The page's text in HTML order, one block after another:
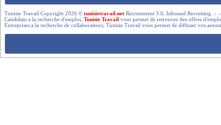
Tunisie Travail Copyright 2026 ©tunisietravail.net Recrutement 3.0, Inbound Recruiting .-
Candidats a la recherche d'emploi,Tunisie Travail vous permet de retrouver des offres
Entreprises a la recherche de collaborateurs, Tunisie Travail vous permet de diffuser vos